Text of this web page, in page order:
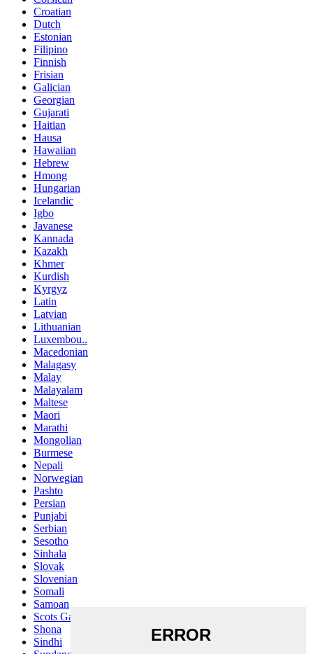
Croatian
Dutch
Estonian
Filipino
Finnish
Frisian
Galician
Georgian
Gujarati
Haitian
Hausa
Hawaiian
Hebrew
Hmong
Hungarian
Icelandic
Igbo
Javanese
Kannada
Kazakh
Khmer
Kurdish
Kyrgyz
Latin
Latvian
Lithuanian
Luxembou..
Macedonian
Malagasy
Malay
Malayalam
Maltese
Maori
Marathi
Mongolian
Burmese
Nepali
Norwegian
Pashto
Persian
Punjabi
Serbian
Sesotho
Sinhala
Slovak
Slovenian
Somali
Samoan
Scots Gaelic
Shona
Sindhi